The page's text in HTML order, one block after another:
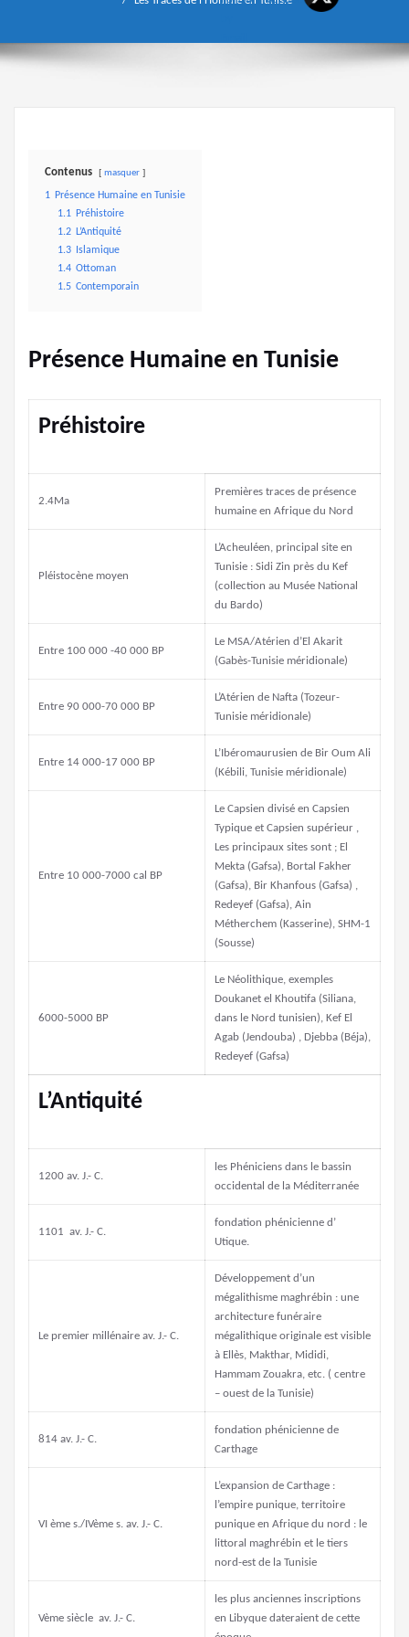
Contenus masquer
1 Présence Humaine en Tunisie
1.1 Préhistoire
1.2 L’Antiquité
1.3
Islamique
1.4 Ottoman
1.5 Contemporain
Présence Humaine en Tunisie
Préhistoire
2.4Ma
Premières traces de présence
humaine en Afrique du Nord
Pléistocène moyen
L’Acheuléen, principal site en
Tunisie : Sidi Zin près du Kef
(collection au Musée National
du Bardo)
Entre 100 000 -40 000 BP
Le MSA/Atérien d’El Akarit
(Gabès-Tunisie méridionale)
Entre 90 000-70 000 BP
L’Atérien de Nafta (Tozeur-
Tunisie méridionale)
Entre 14 000-17 000 BP
L’Ibéromaurusien de Bir Oum Ali
(Kébili, Tunisie méridionale)
Entre 10 000-7000 cal BP
Le Capsien divisé en Capsien
Typique et Capsien supérieur ,
Les principaux sites sont ; El
Mekta (Gafsa), Bortal Fakher
(Gafsa), Bir Khanfous (Gafsa) ,
Redeyef (Gafsa), Ain
Métherchem (Kasserine), SHM-1
(Sousse)
6000-5000 BP
Le Néolithique, exemples
Doukanet el Khoutifa (Siliana,
dans le Nord tunisien), Kef El
Agab (Jendouba) , Djebba (Béja),
Redeyef (Gafsa)
L’Antiquité
1200 av. J.- C.
les Phéniciens dans le bassin
occidental de la Méditerranée
1101 av. J.- C.
fondation phénicienne d’
Utique.
Le premier millénaire av. J.- C.
Développement d’un
mégalithisme maghrébin : une
architecture funéraire
mégalithique originale est visible
à Ellès, Makthar, Mididi,
Hammam Zouakra, etc. ( centre
– ouest de la Tunisie)
814 av. J.- C.
fondation phénicienne de
Carthage
VI ème s./IVème s. av. J.- C.
L’expansion de Carthage :
l’empire punique, territoire
punique en Afrique du nord : le
littoral maghrébin et le tiers
nord-est de la Tunisie
Vème siècle av. J.- C.
les plus anciennes inscriptions
en Libyque dateraient de cette